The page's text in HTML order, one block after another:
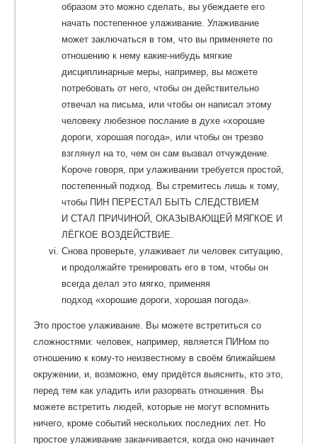
образом это можно сделать, вы убеждаете его
начать постепенное улаживание. Улаживание
может заключаться в том, что вы применяете по
отношению к нему какие-нибудь мягкие
дисциплинарные меры, например, вы можете
потребовать от него, чтобы он действительно
отвечал на письма, или чтобы он написал этому
человеку любезное послание в духе «хорошие
дороги, хорошая погода», или чтобы он трезво
взглянул на то, чем он сам вызвал отчуждение.
Короче говоря, при улаживании требуется простой,
постепенный подход.
Вы стремитесь лишь к тому,
чтобы ПИН ПЕРЕСТАЛ БЫТЬ СЛЕДСТВИЕМ
И СТАЛ ПРИЧИНОЙ, ОКАЗЫВАЮЩЕЙ МЯГКОЕ И
ЛЁГКОЕ ВОЗДЕЙСТВИЕ.
Снова проверьте, улаживает ли человек ситуацию,
и продолжайте тренировать его в том, чтобы он
всегда делал это мягко, применяя
подход «хорошие дороги, хорошая погода».
Это простое улаживание. Вы можете встретиться со
сложностями: человек, например, является ПИНом по
отношению к кому-то неизвестному в своём ближайшем
окружении, и, возможно, ему придётся выяснить, кто это,
перед тем как уладить или разорвать отношения. Вы
можете встретить людей, которые не могут вспомнить
ничего, кроме событий нескольких последних лет. Но
простое улаживание заканчивается, когда оно начинает